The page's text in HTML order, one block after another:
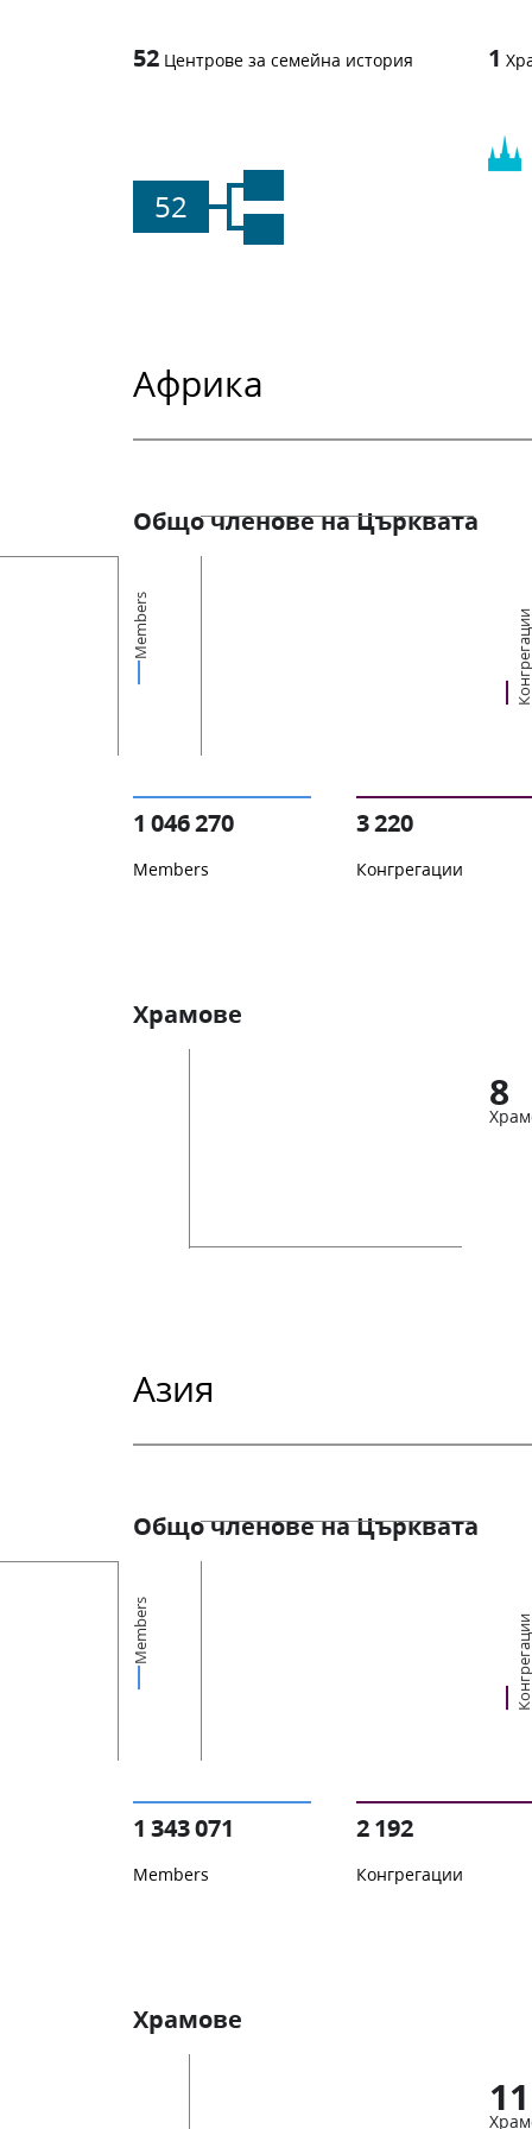
52 Центрове за семейна история
52
1
Африка
Общо членове на Църквата
Members Конгрегации
1 046 270
Members
3 220
Конгрегации
Храмове
8
Азия
Общо членове на Църквата
Members Конгрегации
1 343 071
Members
2 192
Конгрегации
Храмове
11